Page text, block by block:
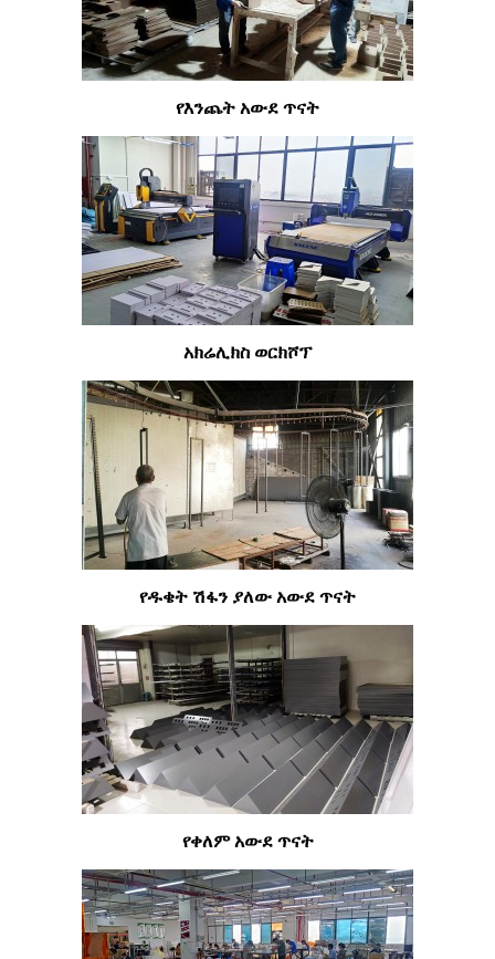
የእንጨት አውደ ጥናት
አክሬሊክስ ወርክሾፕ
የዱቄት ሽፋን ያለው አውደ ጥናት
የቀለም አውደ ጥናት